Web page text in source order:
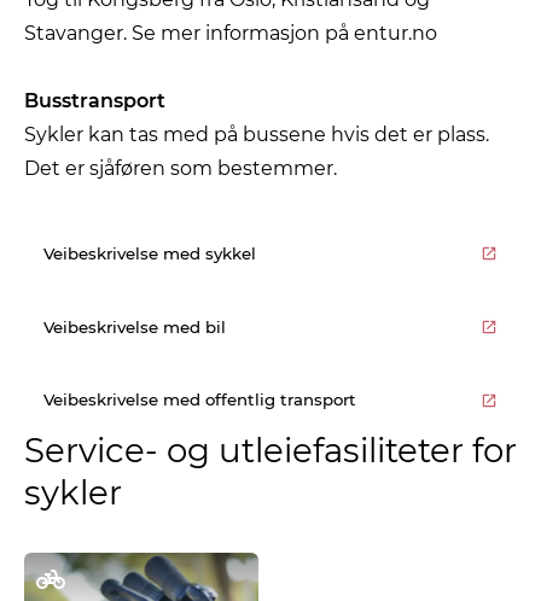
Stavanger. Se mer informasjon på entur.no
Busstransport
Sykler kan tas med på bussene hvis det er plass.
Det er sjåføren som bestemmer.
Veibeskrivelse med sykkel
Veibeskrivelse med bil
Veibeskrivelse med offentlig transport
Service- og utleiefasiliteter for
sykler